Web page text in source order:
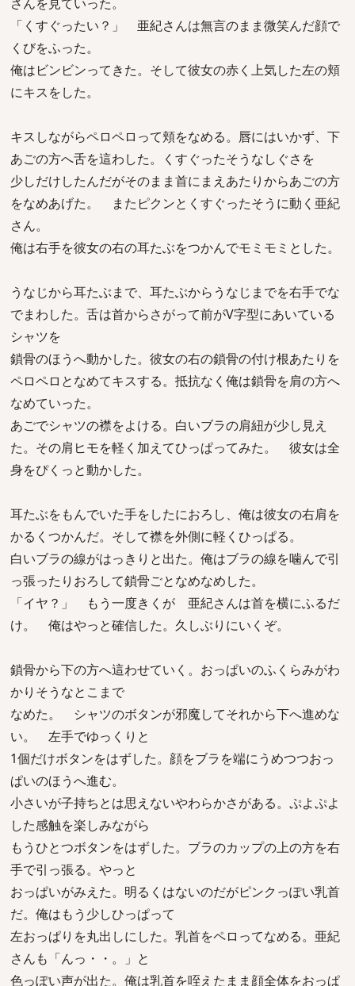
「くすぐったい？」 亜紀さんは無言のまま微笑んだ顔で
くびをふった。
俺はビンビンってきた。そして彼女の赤く上気した左の頬
にキスをした。
キスしながらペロペロって頬をなめる。唇にはいかず、下
あごの方へ舌を這わした。くすぐったそうなしぐさを
少しだけしたんだがそのまま首にまえあたりからあごの方
をなめあげた。 またピクンとくすぐったそうに動く亜紀
さん。
俺は右手を彼女の右の耳たぶをつかんでモミモミとした。
うなじから耳たぶまで、耳たぶからうなじまでを右手でな
でまわした。舌は首からさがって前がV字型にあいている
シャツを
鎖骨のほうへ動かした。彼女の右の鎖骨の付け根あたりを
ペロペロとなめてキスする。抵抗なく俺は鎖骨を肩の方へ
なめていった。
あごでシャツの襟をよける。白いブラの肩紐が少し見え
た。その肩ヒモを軽く加えてひっぱってみた。 彼女は全
身をぴくっと動かした。
耳たぶをもんでいた手をしたにおろし、俺は彼女の右肩を
かるくつかんだ。そして襟を外側に軽くひっぱる。
白いブラの線がはっきりと出た。俺はブラの線を噛んで引
っ張ったりおろして鎖骨ごとなめなめした。
「イヤ？」 もう一度きくが 亜紀さんは首を横にふるだ
け。 俺はやっと確信した。久しぶりにいくぞ。
鎖骨から下の方へ這わせていく。おっぱいのふくらみがわ
かりそうなとこまで
なめた。 シャツのボタンが邪魔してそれから下へ進めな
い。 左手でゆっくりと
1個だけボタンをはずした。顔をブラを端にうめつつおっ
ぱいのほうへ進む。
小さいが子持ちとは思えないやわらかさがある。ぷよぷよ
した感触を楽しみながら
もうひとつボタンをはずした。ブラのカップの上の方を右
手で引っ張る。やっと
おっぱいがみえた。明るくはないのだがピンクっぽい乳首
だ。俺はもう少しひっぱって
左おっぱりを丸出しにした。乳首をペロってなめる。亜紀
さんも「んっ・・。」と
色っぽい声が出た。俺は乳首を咥えたまま顔全体をおっぱ